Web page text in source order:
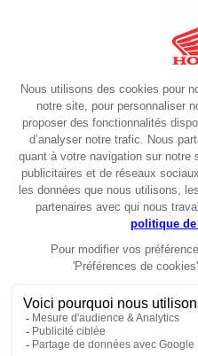
automatiquement et
moins de
La CB125F 2026 gagne aussi :
unécran TFT couleur
uneconnectivité
RoadSync
uneprise USB‑Cde série
Accessible, économique et
reste lamoto idéale pour les